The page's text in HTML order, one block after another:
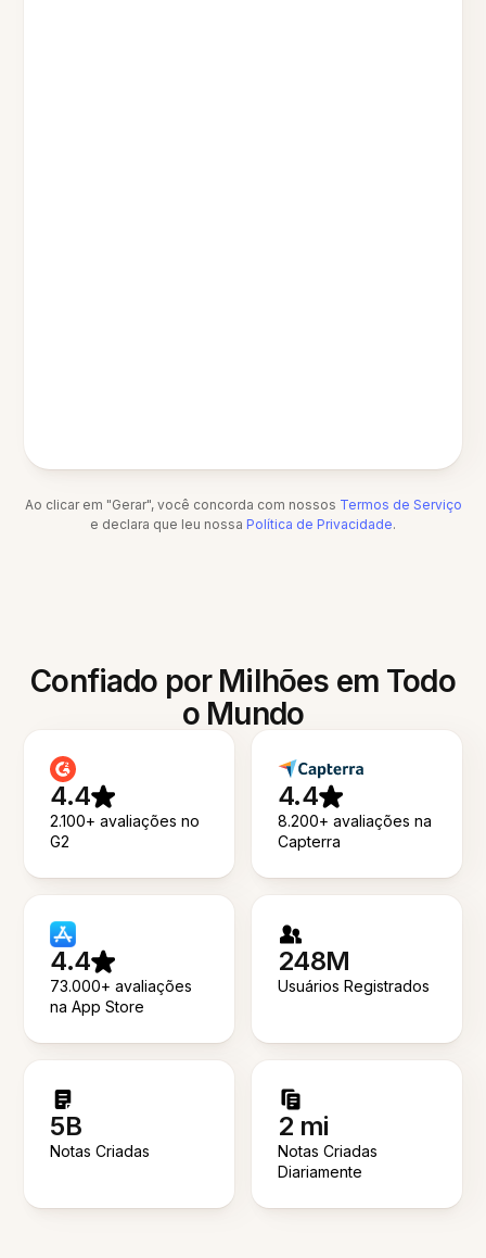
Ao clicar em "Gerar", você concorda com nossos Termos de Serviço
e declara que leu nossa Política de Privacidade.
Confiado por Milhões em Todo
o Mundo
4.4
2.100+ avaliações no
G2
4.4
8.200+ avaliações na
Capterra
4.4
73.000+ avaliações
na App Store
248M
Usuários Registrados
5B
Notas Criadas
2 mi
Notas Criadas
Diariamente